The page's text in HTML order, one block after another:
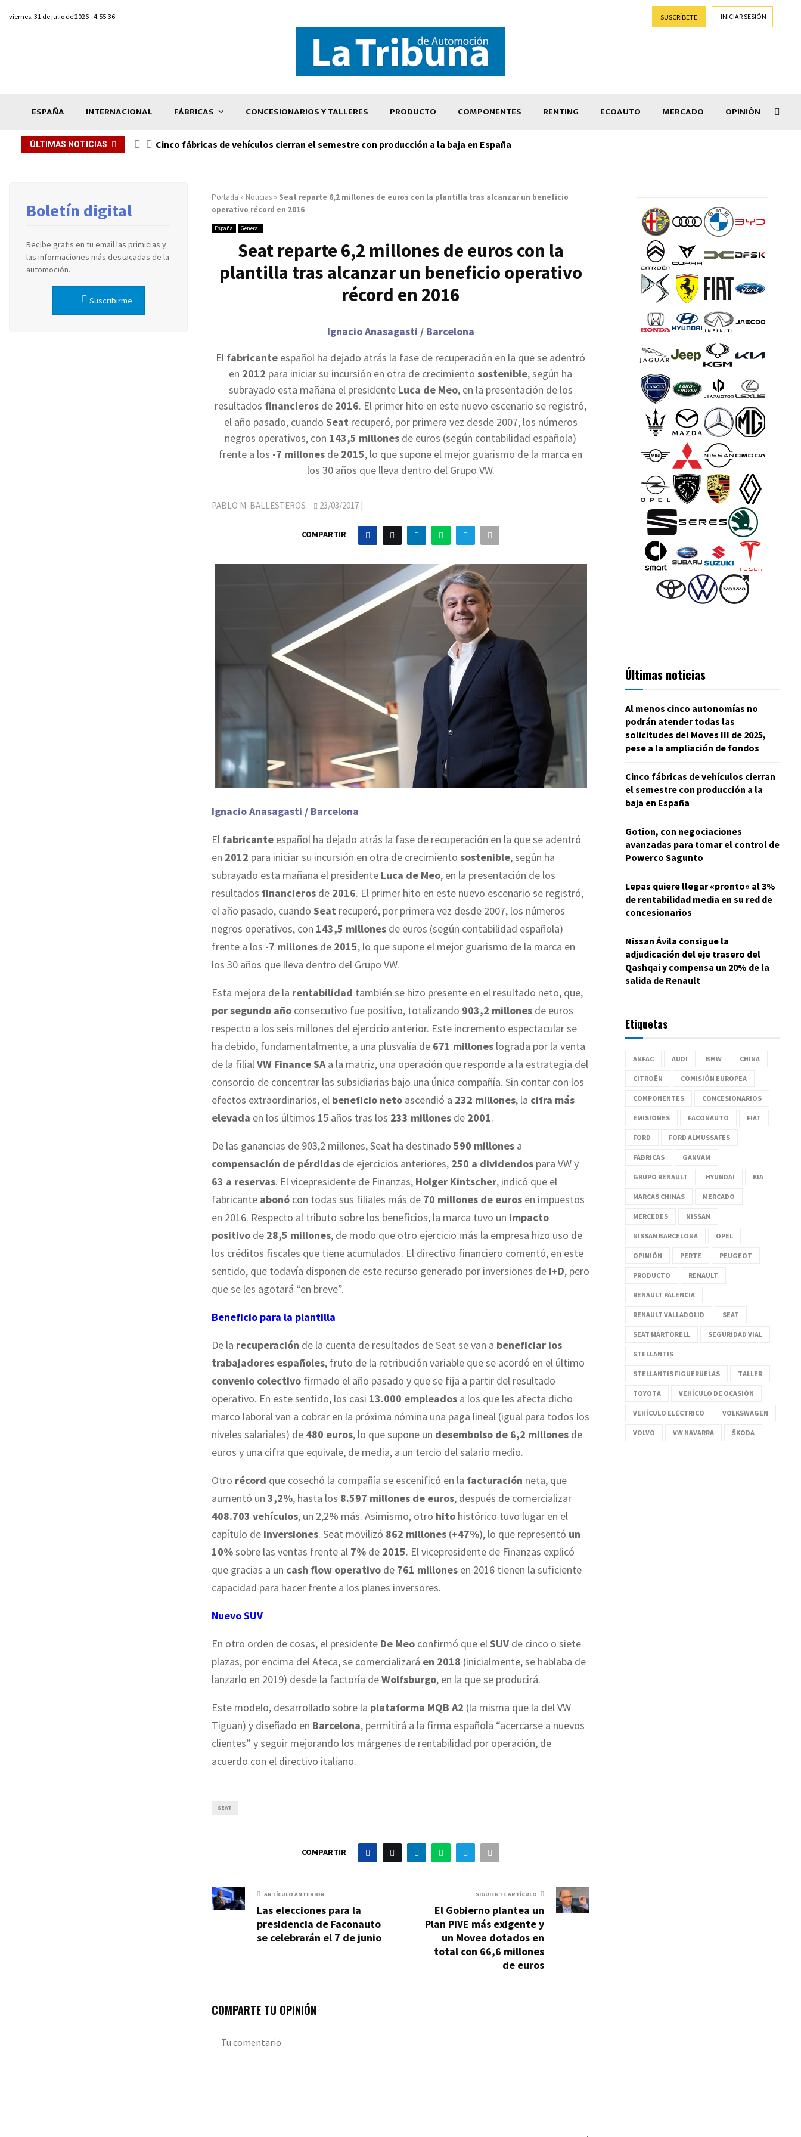
viernes, 31 de julio de 2026 - 4:55:36 SUSCRÍBETE INICIAR SESIÓN
ESPAÑA INTERNACIONAL FÁBRICAS CONCESIONARIOS Y TALLERES PRODUCTO COMPONENTES RENTING ECOAUTO MERCADO OPINIÓN
ÚLTIMAS NOTICIAS Cinco fábricas de vehículos cierran el semestre con producción a la baja en España
Portada » Noticias » Seat reparte 6,2 millones de euros con la plantilla tras alcanzar un beneficio
operativo récord en 2016
España General
Seat reparte 6,2 millones de euros con la
plantilla tras alcanzar un beneficio operativo
récord en 2016
Ignacio Anasagasti / Barcelona
El fabricante español ha dejado atrás la fase de recuperación en la que se adentró
en 2012 para iniciar su incursión en otra de crecimiento sostenible, según ha
subrayado esta mañana el presidenteLuca de Meo, en la presentación de los
resultados financieros de 2016. El primer hito en este nuevo escenario se registró,
el año pasado, cuando Seat recuperó, por primera vez desde 2007, los números
negros operativos, con 143,5 millones de euros (según contabilidad española)
frente a los -7 millones de 2015, lo que supone el mejor guarismo de la marca en
los 30 años que lleva dentro del Grupo VW.
PABLO M. BALLESTEROS 23/03/2017 |
COMPARTIR
Ignacio Anasagasti / Barcelona
El fabricante español ha dejado atrás la fase de recuperación en la que se adentró
en 2012 para iniciar su incursión en otra de crecimiento sostenible, según ha
subrayado esta mañana el presidente Luca de Meo, en la presentación de los
resultados financieros de 2016. El primer hito en este nuevo escenario se registró,
el año pasado, cuando Seat recuperó, por primera vez desde 2007, los números
negros operativos, con 143,5 millones de euros (según contabilidad española)
frente a los -7 millones de 2015, lo que supone el mejor guarismo de la marca en
los 30 años que lleva dentro del Grupo VW.
Esta mejora de la rentabilidad también se hizo presente en el resultado neto, que,
por segundo año consecutivo fue positivo, totalizando 903,2 millones de euros
respecto a los seis millones del ejercicio anterior. Este incremento espectacular se
ha debido, fundamentalmente, a una plusvalía de 671 millones lograda por la venta
de la filialVW Finance SAa la matriz, una operación que responde a la estrategia del
consorcio de concentrar las subsidiarias bajo una única compañía. Sin contar con los
efectos extraordinarios, el beneficio neto ascendió a 232 millones, la cifra más
elevada en los últimos 15 años tras los 233 millones de 2001.
De las ganancias de 903,2 millones, Seat ha destinado 590 millones a
compensación de pérdidas de ejercicios anteriores, 250 a dividendos para VW y
63 a reservas. El vicepresidente de Finanzas, Holger Kintscher, indicó que el
fabricante abonó con todas sus filiales más de 70 millones de euros en impuestos
en 2016. Respecto al tributo sobre los beneficios, la marca tuvo un impacto
positivo de 28,5 millones, de modo que otro ejercicio más la empresa hizo uso de
los créditos fiscales que tiene acumulados. El directivo financiero comentó, en este
sentido, que todavía disponen de este recurso generado por inversiones de I+D, pero
que se les agotará “en breve”.
Beneficio para la plantilla
De la recuperación de la cuenta de resultados de Seat se van a beneficiar los
trabajadores españoles, fruto de la retribución variable que se acordó en el último
convenio colectivo firmado el año pasado y que se fija a partir del resultado
operativo. En este sentido, los casi 13.000 empleados a los que les afecta dicho
marco laboral van a cobrar en la próxima nómina una paga lineal (igual para todos los
niveles salariales) de 480 euros, lo que supone un desembolso de 6,2 millones de
euros y una cifra que equivale, de media, a un tercio del salario medio.
Otro récord que cosechó la compañía se escenificó en la facturación neta, que
aumentó un 3,2%, hasta los 8.597 millones de euros, después de comercializar
408.703 vehículos, un 2,2% más. Asimismo, otro hito histórico tuvo lugar en el
capítulo de inversiones. Seat movilizó 862 millones (+47%), lo que representó un
10%sobre las ventas frente al 7% de 2015. El vicepresidente de Finanzas explicó
que gracias a un cash flow operativo de 761 millones en 2016 tienen la suficiente
capacidad para hacer frente a los planes inversores.
Nuevo SUV
En otro orden de cosas, el presidente De Meo confirmó que elSUV de cinco o siete
plazas, por encima del Ateca, se comercializará en 2018 (inicialmente, se hablaba de
lanzarlo en 2019) desde la factoría deWolfsburgo, en la que se producirá.
Este modelo, desarrollado sobre la plataforma MQB A2 (la misma que la del VW
Tiguan) y diseñado en Barcelona, permitirá a la firma española “acercarse a nuevos
clientes” y seguir mejorando los márgenes de rentabilidad por operación, de
acuerdo con el directivo italiano.
SEAT
COMPARTIR
ARTÍCULO ANTERIOR
Las elecciones para la
presidencia de Faconauto
se celebrarán el 7 de junio
SIGUIENTE ARTÍCULO
El Gobierno plantea un
Plan PIVE más exigente y
un Movea dotados en
total con 66,6 millones
de euros
COMPARTE TU OPINIÓN
Boletín digital
Recibe gratis en tu email las primicias y
las informaciones más destacadas de la
automoción.
Suscribirme
Últimas noticias
Al menos cinco autonomías no
podrán atender todas las
solicitudes del Moves III de 2025,
pese a la ampliación de fondos
Cinco fábricas de vehículos cierran
el semestre con producción a la
baja en España
Gotion, con negociaciones
avanzadas para tomar el control de
Powerco Sagunto
Lepas quiere llegar «pronto» al 3%
de rentabilidad media en su red de
concesionarios
Nissan Ávila consigue la
adjudicación del eje trasero del
Qashqai y compensa un 20% de la
salida de Renault
Etiquetas
ANFAC AUDI BMW CHINA
CITROËN COMISIÓN EUROPEA
COMPONENTES CONCESIONARIOS
EMISIONES FACONAUTO FIAT
FORD FORD ALMUSSAFES
FÁBRICAS GANVAM
GRUPO RENAULT HYUNDAI KIA
MARCAS CHINAS MERCADO
MERCEDES NISSAN
NISSAN BARCELONA OPEL
OPINIÓN PERTE PEUGEOT
PRODUCTO RENAULT
RENAULT PALENCIA
RENAULT VALLADOLID SEAT
SEAT MARTORELL SEGURIDAD VIAL
STELLANTIS
STELLANTIS FIGUERUELAS TALLER
TOYOTA VEHÍCULO DE OCASIÓN
VEHÍCULO ELÉCTRICO VOLKSWAGEN
VOLVO VW NAVARRA ŠKODA